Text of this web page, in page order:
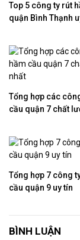
Top 5 công ty rút
quận Bình Thạnh
Tổng hợp các
cầu quận 7 chất
Tổng hợp 7 công
cầu quận 9 uy tín
BÌNH LUẬN